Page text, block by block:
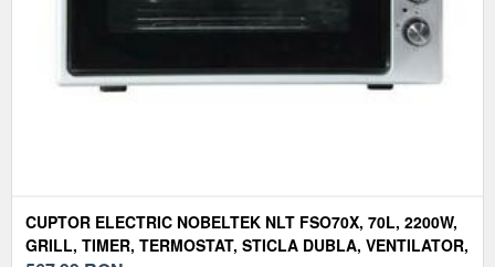
CUPTOR ELECTRIC NOBELTEK NLT FSO70X, 70L, 2200W,
GRILL, TIMER, TERMOSTAT, STICLA DUBLA, VENTILATOR,